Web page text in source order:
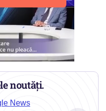
noutăți.
News